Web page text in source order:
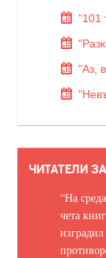
"101
"Аз,
ЧИТАТЕЛИ
“На
чета